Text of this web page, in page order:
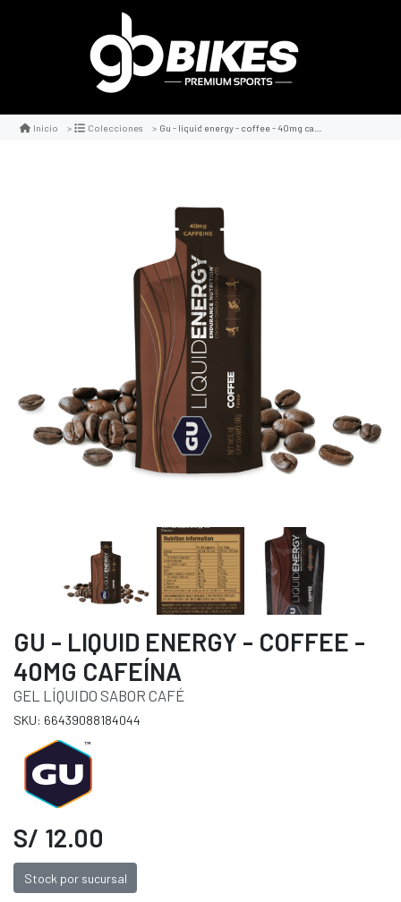
Inicio Colecciones Gu - liquid energy - coffee - 40mg cafeína
GU - LIQUID ENERGY - COFFEE -
40MG CAFEÍNA
GEL LÍQUIDO SABOR CAFÉ
SKU: 66439088184044
S/ 12.00
Stock por sucursal